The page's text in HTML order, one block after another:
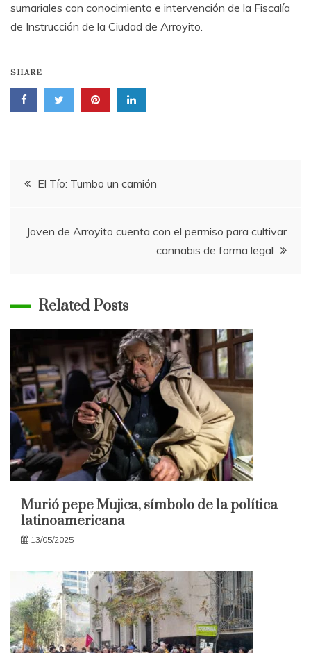
sumariales con conocimiento e intervención de la Fiscalía
de Instrucción de la Ciudad de Arroyito.
SHARE
Navegación
El Tío: Tumbo un camión
Joven de Arroyito cuenta con el permiso para cultivar
cannabis de forma legal
Related Posts
Murió pepe Mujica, símbolo de la política
latinoamericana
13/05/2025